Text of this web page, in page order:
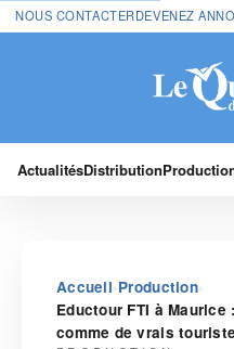
NOUS CONTACTERDEVENEZ
ActualitésDistribution
Accueil›Production›
Eductour FTI à
comme de vrais